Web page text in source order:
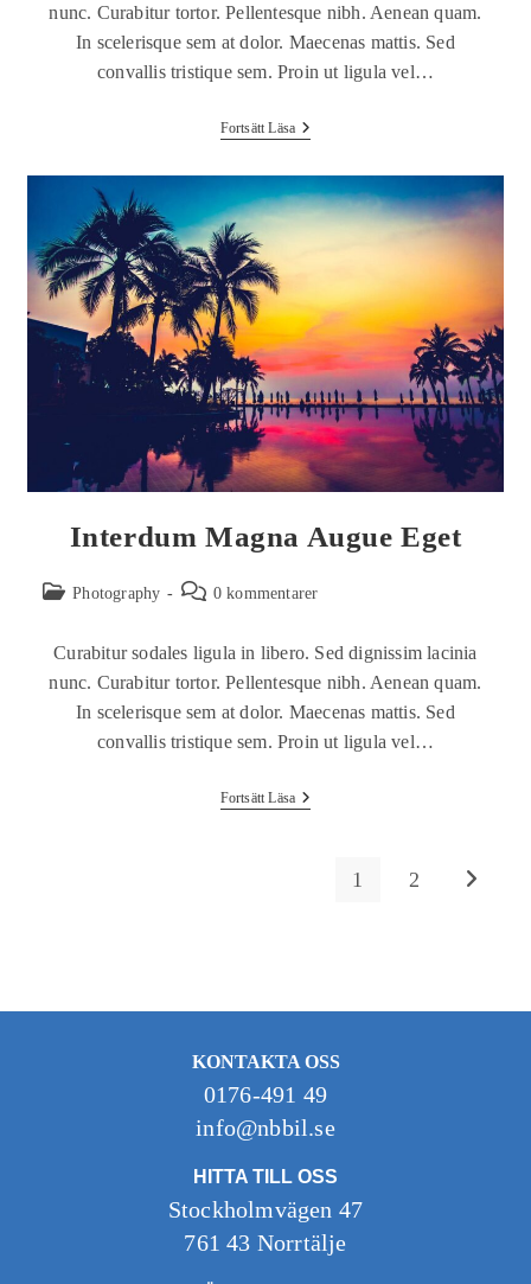
nunc. Curabitur tortor. Pellentesque nibh. Aenean quam.
In scelerisque sem at dolor. Maecenas mattis. Sed
convallis tristique sem. Proin ut ligula vel…
Fortsätt Läsa
Interdum Magna Augue Eget
Photography 0 kommentarer
Curabitur sodales ligula in libero. Sed dignissim lacinia
nunc. Curabitur tortor. Pellentesque nibh. Aenean quam.
In scelerisque sem at dolor. Maecenas mattis. Sed
convallis tristique sem. Proin ut ligula vel…
Fortsätt Läsa
1 2
KONTAKTA OSS
0176-491 49
info@nbbil.se
HITTA TILL OSS
Stockholmvägen 47
761 43 Norrtälje